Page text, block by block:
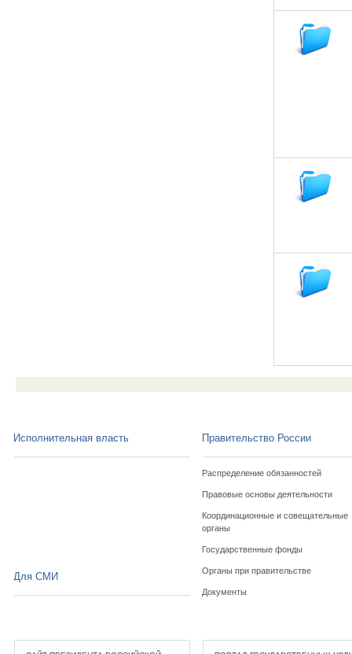
Исполнительная власть Правительство России
Распределение обязанностей
Правовые основы деятельности
Координационные и совещательные
органы
Государственные фонды
Органы при правительстве
Документы
Для СМИ